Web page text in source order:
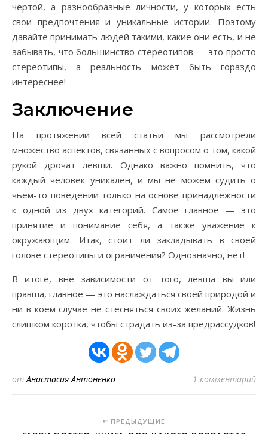
чертой, а разнообразные личности, у которых есть
свои предпочтения и уникальные истории. Поэтому
давайте принимать людей такими, какие они есть, и не
забывать, что большинство стереотипов — это просто
стереотипы, а реальность может быть гораздо
интереснее!
Заключение
На протяжении всей статьи мы рассмотрели
множество аспектов, связанных с вопросом о том, какой
рукой дрочат левши. Однако важно помнить, что
каждый человек уникален, и мы не можем судить о
чьем-то поведении только на основе принадлежности
к одной из двух категорий. Самое главное — это
принятие и понимание себя, а также уважение к
окружающим. Итак, стоит ли закладывать в своей
голове стереотипы и ограничения? Однозначно, нет!
В итоге, вне зависимости от того, левша вы или
правша, главное — это наслаждаться своей природой и
ни в коем случае не стесняться своих желаний. Жизнь
слишком коротка, чтобы страдать из-за предрассудков!
отАнастасия Антоненко 1 комментарий
ПРЕДЫДУЩИЕ